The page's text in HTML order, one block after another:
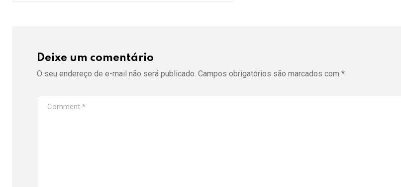
Deixe um comentário
O seu endereço de e-mail não será publicado. Campos obrigatórios são marcados com *